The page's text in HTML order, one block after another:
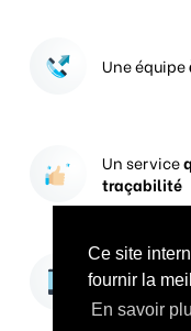
Ce site
fournir la
En savoir
Une équipe
Un service
traçabilité
Vos prises